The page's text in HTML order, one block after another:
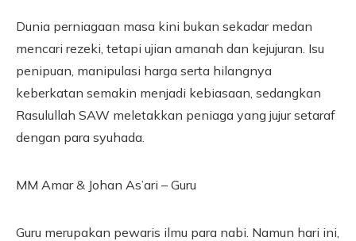
Dunia perniagaan masa kini bukan sekadar medan
mencari rezeki, tetapi ujian amanah dan kejujuran. Isu
penipuan, manipulasi harga serta hilangnya
keberkatan semakin menjadi kebiasaan, sedangkan
Rasulullah SAW meletakkan peniaga yang jujur setaraf
dengan para syuhada.
MM Amar & Johan As’ari – Guru
Guru merupakan pewaris ilmu para nabi. Namun hari ini,